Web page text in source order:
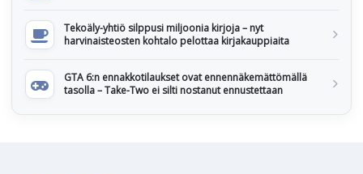
Tekoäly-yhtiö silppusi miljoonia kirjoja – nyt
harvinaisteosten kohtalo pelottaa kirjakauppiaita
GTA 6:n ennakkotilaukset ovat ennennäkemättömällä
tasolla – Take-Two ei silti nostanut ennustettaan